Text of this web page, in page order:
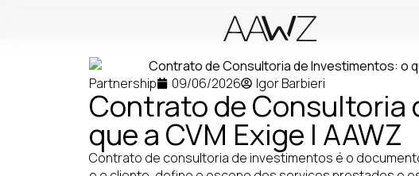
Partnership 09/06/2026 Igor Barbieri
Contrato de Consultoria
que a CVM Exige | AAWZ
Contrato de consultoria de investimentos é o